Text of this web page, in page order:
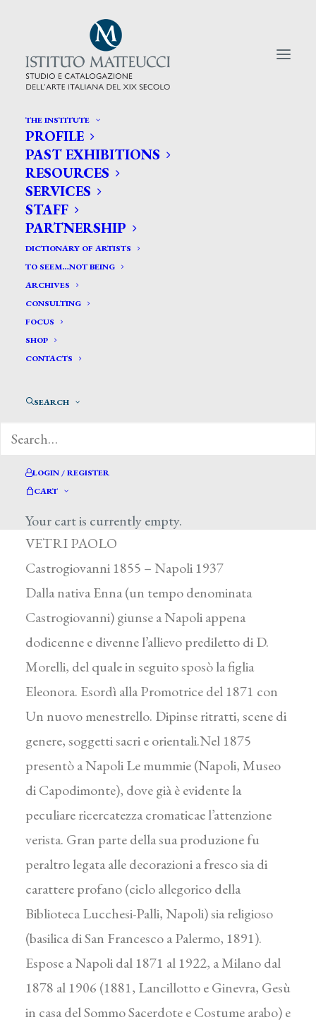
THE INSTITUTE
PROFILE
PAST EXHIBITIONS
RESOURCES
SERVICES
STAFF
PARTNERSHIP
DICTIONARY OF ARTISTS
TO SEEM…NOT BEING
ARCHIVES
CONSULTING
FOCUS
SHOP
CONTACTS
SEARCH
LOGIN / REGISTER
CART
Your cart is currently empty.
CERCA TRA GLI ARTISTI:
Search
for:
Vetri Paolo *
VETRI PAOLO
Castrogiovanni 1855 – Napoli 1937
Dalla nativa Enna (un tempo denominata
Castrogiovanni) giunse a Napoli appena
dodicenne e divenne l’allievo prediletto di D.
Morelli, del quale in seguito sposò la figlia
Eleonora. Esordì alla Promotrice del 1871 con
Un nuovo menestrello. Dipinse ritratti, scene di
genere, soggetti sacri e orientali.Nel 1875
presentò a Napoli Le mummie (Napoli, Museo
di Capodimonte), dove già è evidente la
peculiare ricercatezza cromaticae l’attenzione
verista. Gran parte della sua produzione fu
peraltro legata alle decorazioni a fresco sia di
carattere profano (ciclo allegorico della
Biblioteca Lucchesi-Palli, Napoli) sia religioso
(basilica di San Francesco a Palermo, 1891).
Espose a Napoli dal 1871 al 1922, a Milano dal
1878 al 1906 (1881, Lancillotto e Ginevra, Gesù
in casa del Sommo Sacerdote e Costume arabo) e